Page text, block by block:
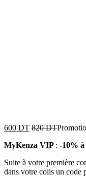
600 DT 820DT
MyKenza VIP : -10% à
Suite à votre première
dans votre colis un code